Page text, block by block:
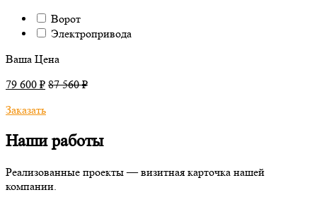
Ворот
Электропривода
Ваша Цена
79 600 ₽ 87 560 ₽
Заказать
Наши работы
Реализованные проекты — визитная карточка нашей
компании.